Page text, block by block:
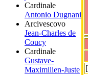
Cardinale
Antonio Dugnani
Arcivescovo
Jean-Charles de
Coucy
Cardinale
Gustave-
Maximilien-Juste